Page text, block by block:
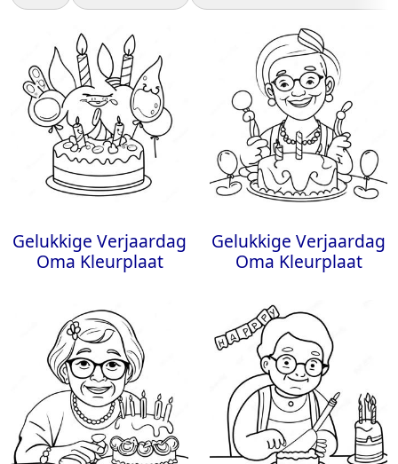
Gelukkige Verjaardag
Oma Kleurplaat
Gelukkige Verjaardag
Oma Kleurplaat